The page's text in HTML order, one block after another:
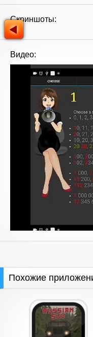
Скриншоты:
Видео:
Похожие